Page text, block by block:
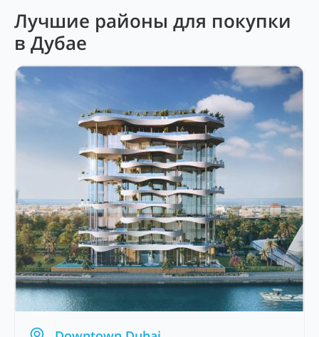
Лучшие районы для покупки
в Дубае